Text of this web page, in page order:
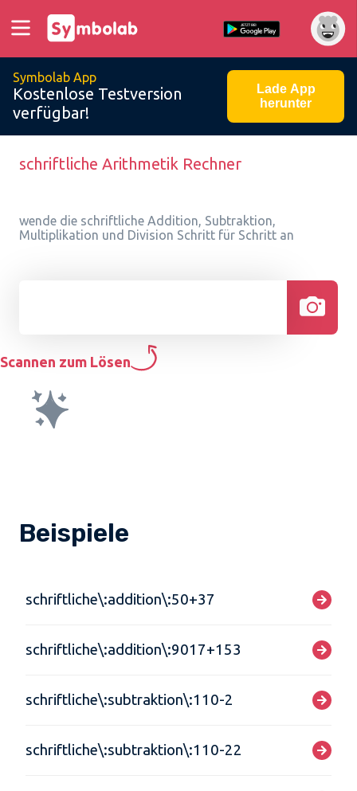
Symbolab App
Kostenlose Testversion
verfügbar!
Lade App
herunter
schriftliche Arithmetik Rechner
wende die schriftliche Addition, Subtraktion,
Multiplikation und Division Schritt für Schritt an
Scannen zum Lösen
Beispiele
schriftliche\:addition\:50+37
schriftliche\:addition\:9017+153
schriftliche\:subtraktion\:110-2
schriftliche\:subtraktion\:110-22